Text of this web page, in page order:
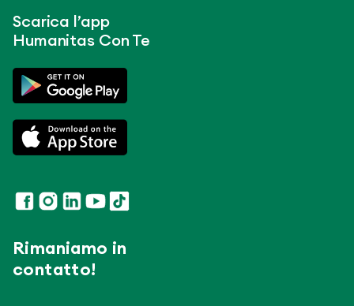
Scarica l’app
Humanitas Con Te
Rimaniamo in
contatto!